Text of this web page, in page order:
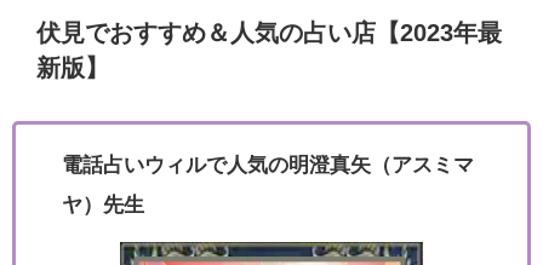
伏見でおすすめ＆人気の占い店【2023年最
新版】
電話占いウィルで人気の明澄真矢（アスミマ
ヤ）先生